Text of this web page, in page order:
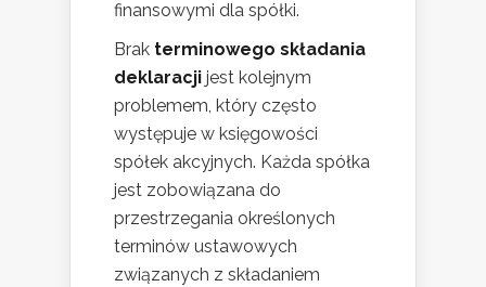
finansowymi dla spółki.
Brak terminowego składania
deklaracji jest kolejnym
problemem, który często
występuje w księgowości
spółek akcyjnych. Każda spółka
jest zobowiązana do
przestrzegania określonych
terminów ustawowych
związanych z składaniem